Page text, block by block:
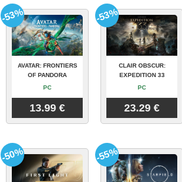
AVATAR: FRONTIERS
OF PANDORA
PC
13.99 €
-53%
CLAIR OBSCUR:
EXPEDITION 33
PC
23.29 €
-53%
-50% -55%